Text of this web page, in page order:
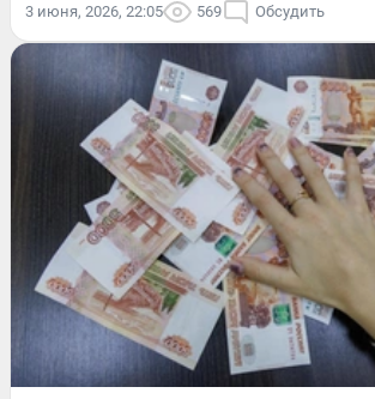
3 июня, 2026, 22:05 569 Обсудить